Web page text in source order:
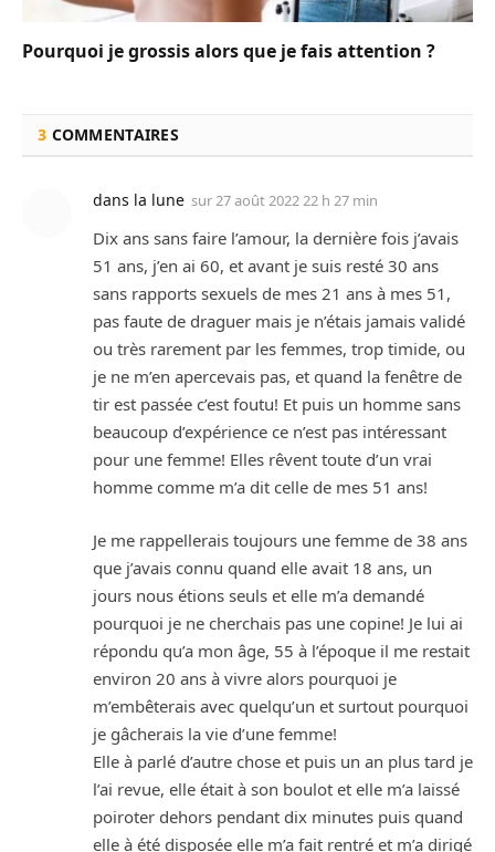
Pourquoi je grossis alors que je fais attention ?
3 COMMENTAIRES
dans la lune sur27 août 2022 22 h 27 min
Dix ans sans faire l’amour, la dernière fois j’avais
51 ans, j’en ai 60, et avant je suis resté 30 ans
sans rapports sexuels de mes 21 ans à mes 51,
pas faute de draguer mais je n’étais jamais validé
ou très rarement par les femmes, trop timide, ou
je ne m’en apercevais pas, et quand la fenêtre de
tir est passée c’est foutu! Et puis un homme sans
beaucoup d’expérience ce n’est pas intéressant
pour une femme! Elles rêvent toute d’un vrai
homme comme m’a dit celle de mes 51 ans!
Je me rappellerais toujours une femme de 38 ans
que j’avais connu quand elle avait 18 ans, un
jours nous étions seuls et elle m’a demandé
pourquoi je ne cherchais pas une copine! Je lui ai
répondu qu’a mon âge, 55 à l’époque il me restait
environ 20 ans à vivre alors pourquoi je
m’embêterais avec quelqu’un et surtout pourquoi
je gâcherais la vie d’une femme!
Elle à parlé d’autre chose et puis un an plus tard je
l’ai revue, elle était à son boulot et elle m’a laissé
poiroter dehors pendant dix minutes puis quand
elle à été disposée elle m’a fait rentré et m’a dirigé